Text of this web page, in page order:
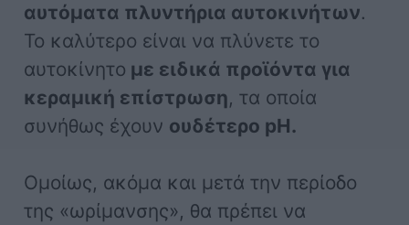
αυτόματα πλυντήρια αυτοκινήτων.
Το καλύτερο είναι να πλύνετε το
αυτοκίνητο με ειδικά προϊόντα για
κεραμική επίστρωση, τα οποία
συνήθως έχουν ουδέτερο pH.
Ομοίως, ακόμα και μετά την περίοδο
της «ωρίμανσης», θα πρέπει να